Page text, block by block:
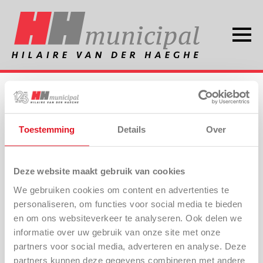
Toestemming Details Over
Deze website maakt gebruik van cookies
We gebruiken cookies om content en advertenties te
personaliseren, om functies voor social media te bieden
en om ons websiteverkeer te analyseren. Ook delen we
informatie over uw gebruik van onze site met onze
partners voor social media, adverteren en analyse. Deze
partners kunnen deze gegevens combineren met andere
Faites votre choix
Schmidt Swingo 200+